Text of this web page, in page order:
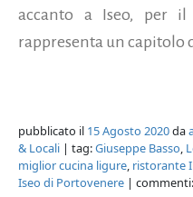
accanto a Iseo, per il
rappresenta un capitolo
pubblicato il 15 Agosto 2020da
& Locali | tag:Giuseppe Basso,
miglior cucina ligure, ristorante
Iseo di Portovenere | commenti: